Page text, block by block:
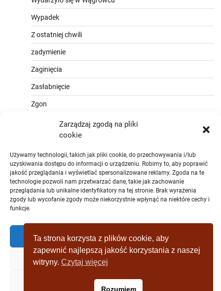
Zarządzaj zgodą na pliki
cookie
Używamy technologii, takich jak pliki cookie, do przechowywania i/lub
uzyskiwania dostępu do informacji o urządzeniu. Robimy to, aby poprawić
jakość przeglądania i wyświetlać spersonalizowane reklamy. Zgoda na te
technologie pozwoli nam przetwarzać dane, takie jak zachowanie
przeglądania lub unikalne identyfikatory na tej stronie. Brak wyrażenia
zgody lub wycofanie zgody może niekorzystnie wpłynąć na niektóre cechy i
funkcje.
Zaakceptować
Zaprzeczyć
Zobacz preferencje
Wypadek
Z ostatniej chwili
zadymienie
Zaginięcia
Zasłabnięcie
Zgon
Copyright © [2019 - 2025] wagrowiec-
Ta strona korzysta z plików cookie, aby
zapewnić najlepszą jakość korzystania z naszej
witryny.Czytaj więcej
Rozumiem